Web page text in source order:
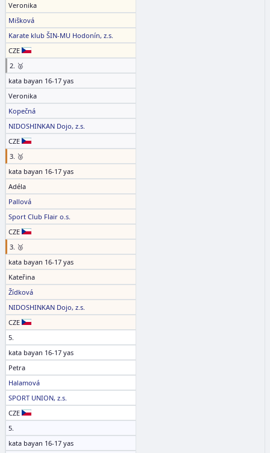
Veronika
Mišková
Karate klub ŠIN-MU Hodonín, z.s.
CZE
2. 🥈
kata bayan 16-17 yas
Veronika
Kopečná
NIDOSHINKAN Dojo, z.s.
CZE
3. 🥉
kata bayan 16-17 yas
Adéla
Pallová
Sport Club Flair o.s.
CZE
3. 🥉
kata bayan 16-17 yas
Kateřina
Žídková
NIDOSHINKAN Dojo, z.s.
CZE
5.
kata bayan 16-17 yas
Petra
Halamová
SPORT UNION, z.s.
CZE
5.
kata bayan 16-17 yas